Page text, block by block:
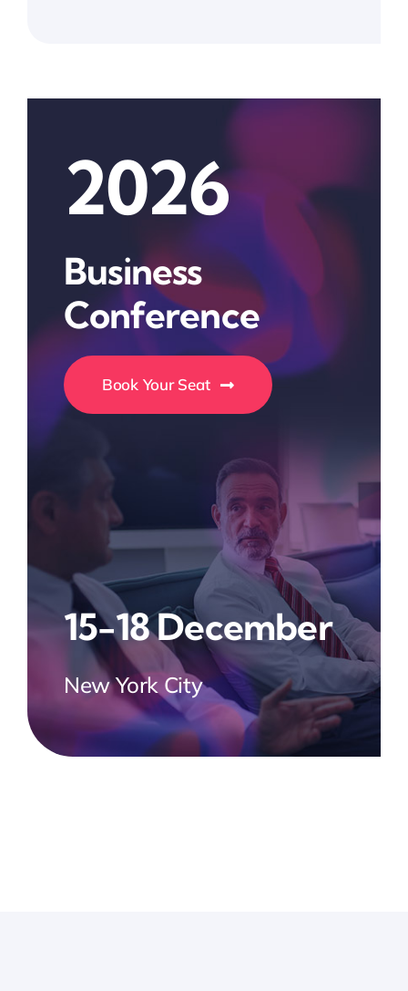
2026
Business
Conference
Book Your Seat
15-18 December
New York City